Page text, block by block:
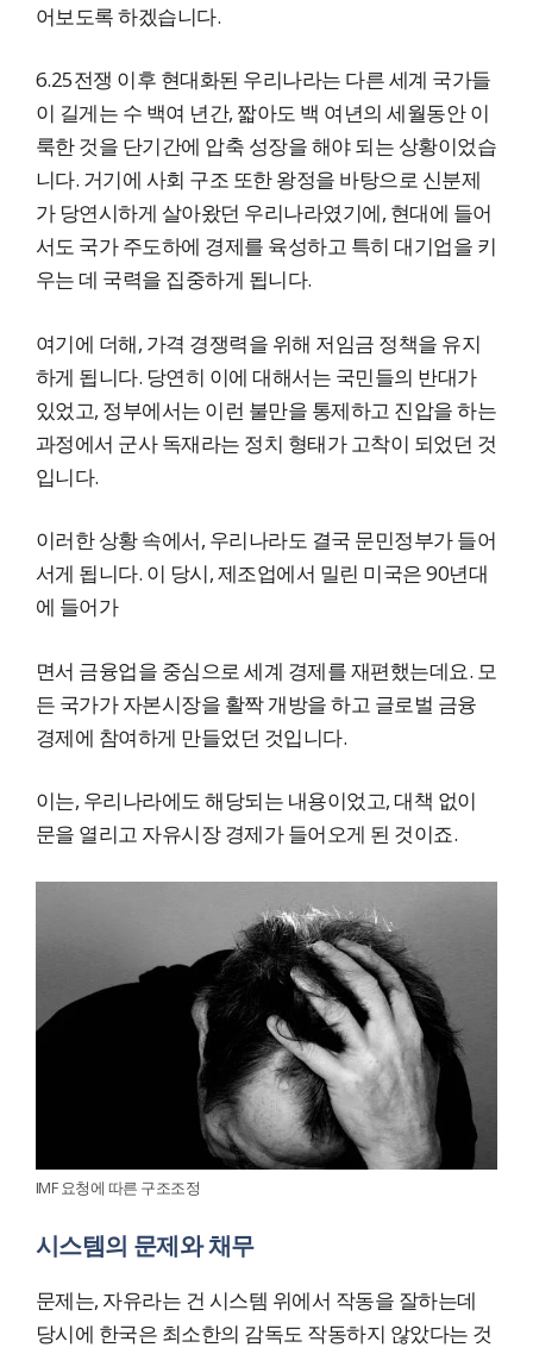
어보도록 하겠습니다.
6.25전쟁 이후 현대화된 우리나라는 다른 세계 국가들
이 길게는 수 백여 년간, 짧아도 백 여년의 세월동안 이
룩한 것을 단기간에 압축 성장을 해야 되는 상황이었습
니다. 거기에 사회 구조 또한 왕정을 바탕으로 신분제
가 당연시하게 살아왔던 우리나라였기에, 현대에 들어
서도 국가 주도하에 경제를 육성하고 특히 대기업을 키
우는 데 국력을 집중하게 됩니다.
여기에 더해, 가격 경쟁력을 위해 저임금 정책을 유지
하게 됩니다. 당연히 이에 대해서는 국민들의 반대가
있었고, 정부에서는 이런 불만을 통제하고 진압을 하는
과정에서 군사 독재라는 정치 형태가 고착이 되었던 것
입니다.
이러한 상황 속에서, 우리나라도 결국 문민정부가 들어
서게 됩니다. 이 당시, 제조업에서 밀린 미국은 90년대
에 들어가
면서 금융업을 중심으로 세계 경제를 재편했는데요. 모
든 국가가 자본시장을 활짝 개방을 하고 글로벌 금융
경제에 참여하게 만들었던 것입니다.
이는, 우리나라에도 해당되는 내용이었고, 대책 없이
문을 열리고 자유시장 경제가 들어오게 된 것이죠.
IMF 요청에 따른 구조조정
시스템의 문제와 채무
문제는, 자유라는 건 시스템 위에서 작동을 잘하는데
당시에 한국은 최소한의 감독도 작동하지 않았다는 것